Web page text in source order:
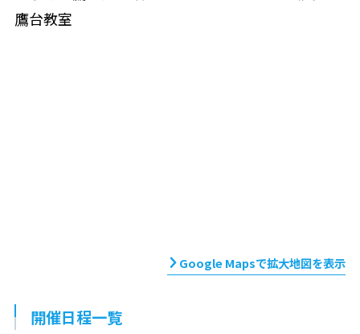
鷹台教室
Google Mapsで拡大地図を表示
開催日程一覧